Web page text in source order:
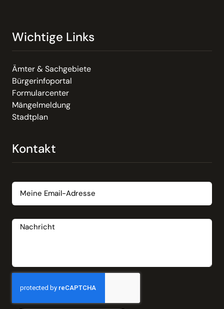
Wichtige Links
Ämter & Sachgebiete
Bürgerinfoportal
Formularcenter
Mängelmeldung
Stadtplan
Kontakt